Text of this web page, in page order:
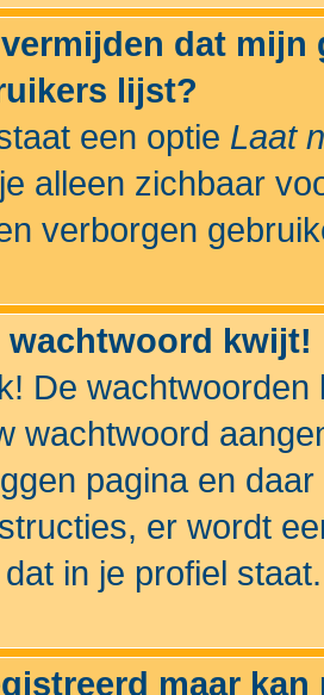
dat
lijst?
een optie Laat
alleen zichbaar
verborgen
wachtwoord kwijt!
De
wachtwoord
pagina en
er wordt
in je profiel staat.
maar